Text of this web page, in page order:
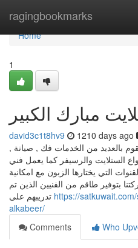
ragingbookmarks
Home
Home
1
مبارك الكبير
david3c1t8hv9 1210 days ago
بالعديد من الخدمات فك , صيانة ,
الستلايت والرسيفر كما يعمل فني
التي يختارها الزبون مع امكانية
بتوفير طاقم من الفنيين الذين تم
https://
alkabeer/
Comments
Who